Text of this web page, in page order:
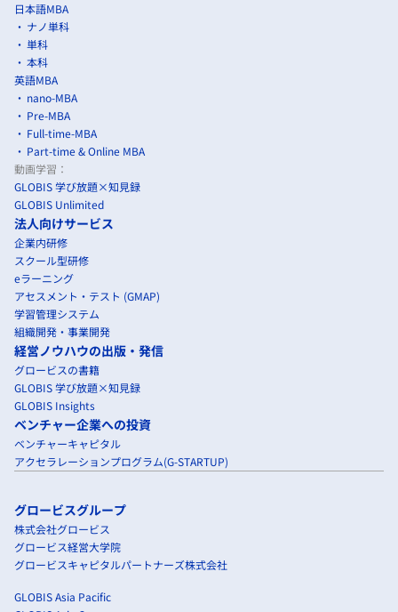
日本語MBA
ナノ単科
単科
本科
英語MBA
nano-MBA
Pre-MBA
Full-time-MBA
Part-time & Online MBA
動画学習：
GLOBIS 学び放題×知見録
GLOBIS Unlimited
法人向けサービス
企業内研修
スクール型研修
eラーニング
アセスメント・テスト (GMAP)
学習管理システム
組織開発・事業開発
経営ノウハウの出版・発信
グロービスの書籍
GLOBIS 学び放題×知見録
GLOBIS Insights
ベンチャー企業への投資
ベンチャーキャピタル
アクセラレーションプログラム(G-STARTUP)
グロービスグループ
株式会社グロービス
グロービス経営大学院
グロービスキャピタルパートナーズ株式会社
GLOBIS Asia Pacific